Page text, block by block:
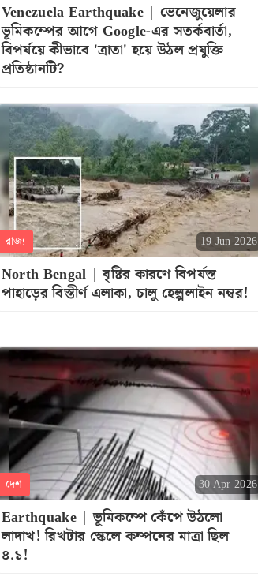
Venezuela Earthquake | ভেনেজুয়েলার
ভূমিকম্পের আগে Google-এর সতর্কবার্তা,
বিপর্যয়ে কীভাবে 'ত্রাতা' হয়ে উঠল প্রযুক্তি
প্রতিষ্ঠানটি?
রাজ্য 19 Jun 2026
North Bengal | বৃষ্টির কারণে বিপর্যস্ত
পাহাড়ের বিস্তীৰ্ণ এলাকা, চালু হেল্পলাইন নম্বর!
দেশ 30 Apr 2026
Earthquake | ভূমিকম্পে কেঁপে উঠলো
লাদাখ! রিখটার স্কেলে কম্পনের মাত্রা ছিল
৪.১!